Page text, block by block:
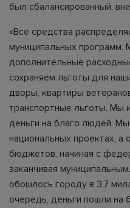
был сбалансированный,
«Все средства
муниципальных
дополнительные
сохраняем льготы для
дворы, квартиры
транспортные льготы. Мы
деньги на благо людей.
национальных проектах, а
бюджетов, начиная с
заканчивая
обошлось городу в 3,7
очередь, деньги пошли на